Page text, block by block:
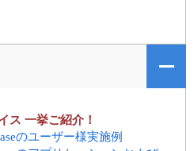
ス 一挙ご紹介！
のユーザー様実施例